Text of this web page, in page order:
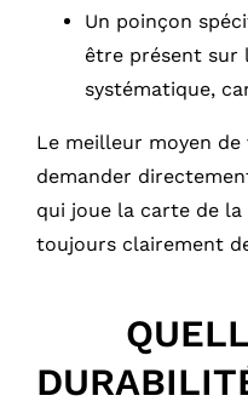
Un poinçon
être présent sur
systématique,
Le meilleur moyen
demander
qui joue la carte de
toujours clairement